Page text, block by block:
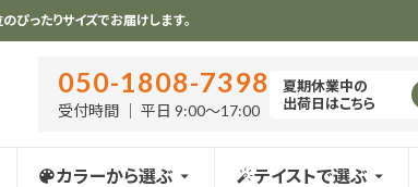
ったりサイズでお届けします。
050-1808-7398
受付時間 ｜ 平日 9:00〜17:00
夏期休業中の
出荷日はこちら
カラーから選ぶ テイストで選ぶ